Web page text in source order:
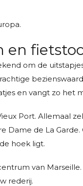
en
om de
en vangt zo het
Port. Allemaal
de La Garde.
hoek ligt.
van
rederij.